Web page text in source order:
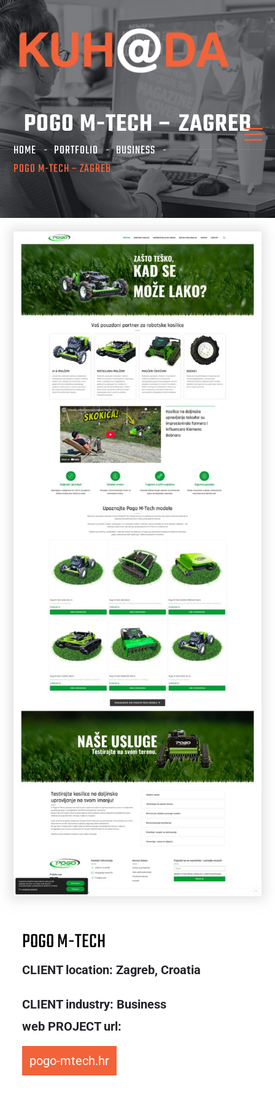
POGO M-TECH – ZAGREB
HOME PORTFOLIO
BUSINESS
POGO M-TECH – ZAGREB
POGO M-TECH
CLIENT location: Zagreb, Croatia
CLIENT industry: Business
web PROJECT url:
pogo-mtech.hr